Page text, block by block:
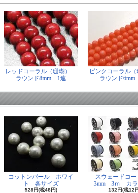
レッドコーラル（珊瑚）
ラウンド8mm 1連
ピンクコーラル
ラウンド
コットンパール ホワイ
ト 各サイズ
528円(税48円)
スウェードコ
3mm 3ｍ カラ
132円(税12